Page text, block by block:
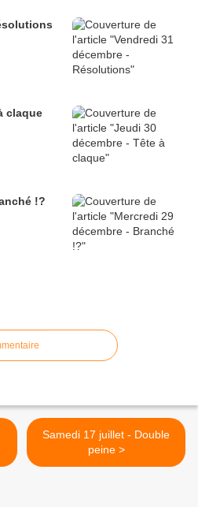
claque
!?
Samedi 17 juillet - Double
peine >